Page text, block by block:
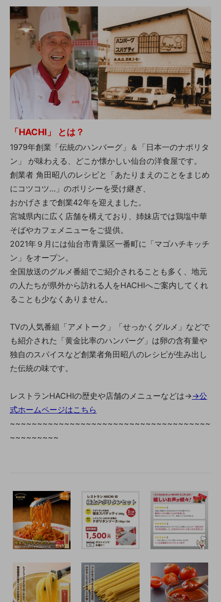
「HACHI」 とは？
1979年創業「伝統のハンバーグ」＆「日本一のナポリタ
ン」 が味わえる、どこか懐かしい仙台の洋食屋です。
創業者 角田昭八のレシピと「あたりまえのことをまじめ
にコツコツ…」のポリシーを受け継ぎ、
おかげさまで創業42年を迎えました。
宮城県内に広く店舗を構えており、姉妹店では鶏塩中華
そばやカフェメニューをご提供。
2021年９月には仙台市青葉区一番町に「マゴハチキッチ
ン」をオープン。
全国放送のグルメ番組でご紹介されることも多く、地元
の人たちが県外から訪れる人をHACHIへご案内してくれ
ることも少なくありません。
TVの人気番組「アメトーク」「せっかくグルメ」などで
も紹介された「黄金比率のハンバーグ」は卵の含有量や
独自のスパイスなど創業者角田昭八のレシピが生み出し
た伝統の味です。
レストランHACHIの歴史や店舗のメニューなどは→→公
式ホームページはこちら
~~~~~~~~~~~~~~~~~~~~~~~~~~~~~~~~~~~~~
~~~~~~~~~